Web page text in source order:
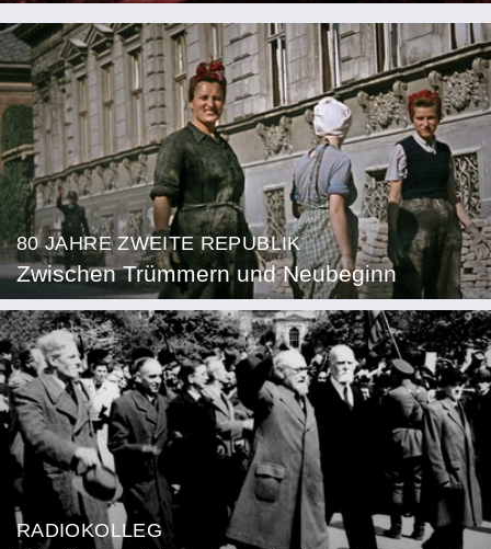
80 JAHRE ZWEITE REPUBLIK
Zwischen Trümmern und Neubeginn
RADIOKOLLEG